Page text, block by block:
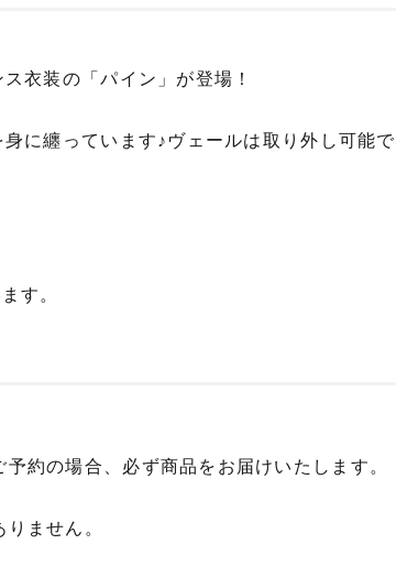
衣装の「パイン」が登場！
に纏っています♪ヴェールは取り外し可能で
す。
約の場合、必ず商品をお届けいたします。
ません。